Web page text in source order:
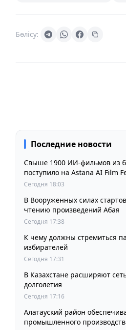
Бөлісу:
Последние новости
Свыше 1900 ИИ-фильмов из
поступило на Astana AI Film
Сегодня 18:03
В Вооруженных силах
чтению произведений Абая
Сегодня 17:38
К чему должны стремиться
избирателей
Сегодня 17:31
В Казахстане расширяют
долголетия
Сегодня 17:16
Алатауский район
промышленного